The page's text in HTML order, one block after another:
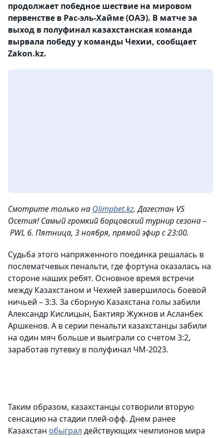
продолжает победное шествие на мировом
первенстве в Рас-эль-Хайме (ОАЭ). В матче за
выход в полуфинал казахстанская команда
вырвала победу у команды Чехии, сообщает
Zakon.kz.
Смотрите только на Olimpbet.kz. Дагестан VS
Осетия! Самый громкий борцовский турнир сезона –
PWL 6. Пятница, 3 ноября, прямой эфир с 23:00.
Судьба этого напряженного поединка решалась в
послематчевых пенальти, где фортуна оказалась на
стороне наших ребят. Основное время встречи
между Казахстаном и Чехией завершилось боевой
ничьей – 3:3. За сборную Казахстана голы забили
Александр Кислицын, Бактияр Жужнов и Асланбек
Аршкенов. А в серии пенальти казахстанцы забили
на один мяч больше и выиграли со счетом 3:2,
заработав путевку в полуфинал ЧМ-2023.
Таким образом, казахстанцы сотворили вторую
сенсацию на стадии плей-офф. Днем ранее
Казахстан обыграл действующих чемпионов мира